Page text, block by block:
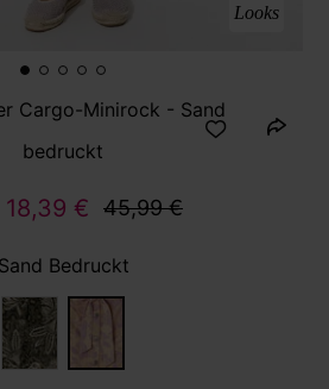
Looks
Cargo-Minirock - Sand
bedruckt
18,39 € 45,99 €
Sand Bedruckt